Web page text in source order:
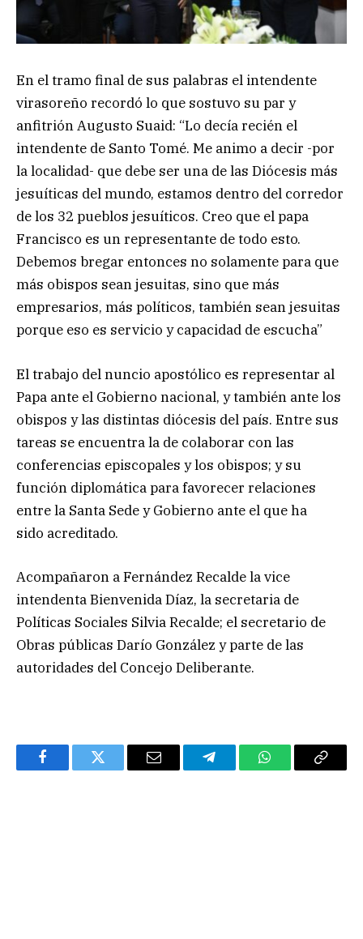
En el tramo final de sus palabras el intendente
virasoreño recordó lo que sostuvo su par y
anfitrión Augusto Suaid: “Lo decía recién el
intendente de Santo Tomé. Me animo a decir -por
la localidad- que debe ser una de las Diócesis más
jesuíticas del mundo, estamos dentro del corredor
de los 32 pueblos jesuíticos. Creo que el papa
Francisco es un representante de todo esto.
Debemos bregar entonces no solamente para que
más obispos sean jesuitas, sino que más
empresarios, más políticos, también sean jesuitas
porque eso es servicio y capacidad de escucha”
El trabajo del nuncio apostólico es representar al
Papa ante el Gobierno nacional, y también ante los
obispos y las distintas diócesis del país. Entre sus
tareas se encuentra la de colaborar con las
conferencias episcopales y los obispos; y su
función diplomática para favorecer relaciones
entre la Santa Sede y Gobierno ante el que ha
sido acreditado.
Acompañaron a Fernández Recalde la vice
intendenta Bienvenida Díaz, la secretaria de
Políticas Sociales Silvia Recalde; el secretario de
Obras públicas Darío González y parte de las
autoridades del Concejo Deliberante.
FacebookTwitter Email TelegramWhatsAppCopy